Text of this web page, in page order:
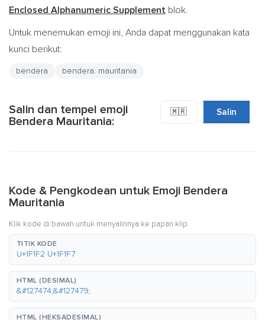
Enclosed Alphanumeric Supplement blok.
Untuk menemukan emoji ini, Anda dapat menggunakan kata
kunci berikut:
bendera bendera: mauritania
Salin dan tempel emoji
Bendera Mauritania:
🇲🇷 Salin
Kode & Pengkodean untuk Emoji Bendera
Mauritania
Klik kode di bawah untuk menyalinnya ke papan klip.
TITIK KODE
U+1F1F2 U+1F1F7
HTML (DESIMAL)
&#127474;&#127479;
HTML (HEKSADESIMAL)